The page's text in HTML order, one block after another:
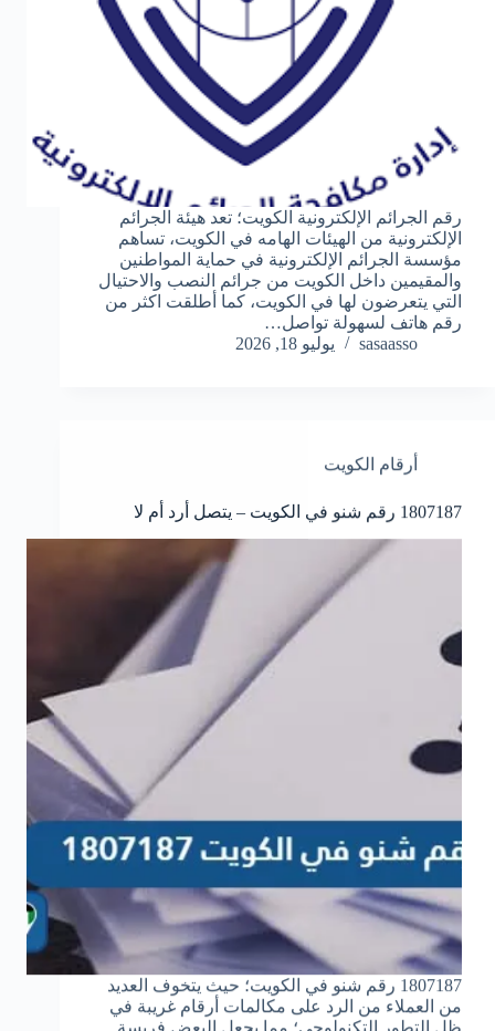
رقم الجرائم الإلكترونية الكويت؛ تعد هيئة الجرائم
الإلكترونية من الهيئات الهامه في الكويت، تساهم
مؤسسة الجرائم الإلكترونية في حماية المواطنين
والمقيمين داخل الكويت من جرائم النصب والاحتيال
التي يتعرضون لها في الكويت، كما أطلقت اكثر من
رقم هاتف لسهولة تواصل…
sasaasso
يوليو 18, 2026
أرقام الكويت
1807187 رقم شنو في الكويت – يتصل أرد أم لا
1807187 رقم شنو في الكويت؛ حيث يتخوف العديد
من العملاء من الرد على مكالمات أرقام غريبة في